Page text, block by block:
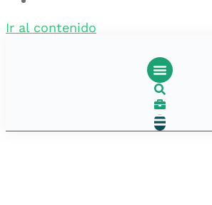
Ir al contenido